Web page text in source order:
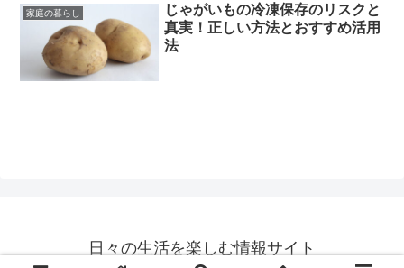
家庭の暮らし
じゃがいもの冷凍保存のリスクと
真実！正しい方法とおすすめ活用
法
日々の生活を楽しむ情報サイト